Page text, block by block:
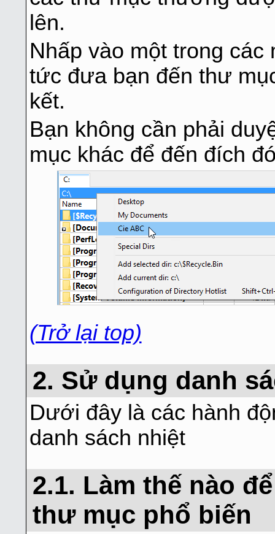
lên.
Nhấp vào một trong các
tức đưa bạn đến thư
kết.
Bạn không cần phải
mục khác để đến đích
(Trở lại top)
2. Sử dụng danh
Dưới đây là các hành
danh sách nhiệt
2.1. Làm thế nào
thư mục phổ biến